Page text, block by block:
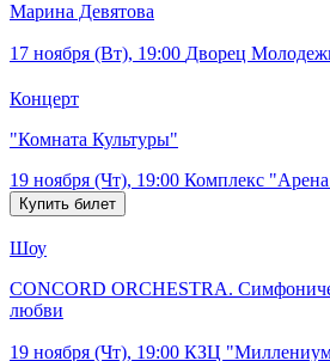
Марина Девятова
17 ноября (Вт), 19:00 Дворец
Концерт
"Комната Культуры"
19 ноября (Чт), 19:00 Комплекс
Шоу
CONCORD ORCHESTRA.
любви
19 ноября (Чт), 19:00 КЗЦ